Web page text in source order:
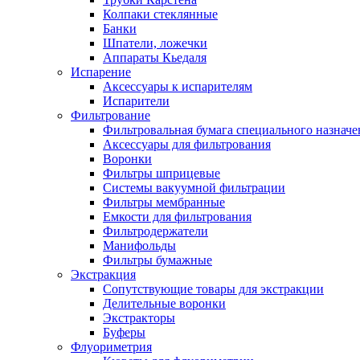
Колпаки стеклянные
Банки
Шпатели, ложечки
Аппараты Кьедаля
Испарение
Аксессуары к испарителям
Испарители
Фильтрование
Фильтровальная бумага специального
Аксессуары для фильтрования
Воронки
Фильтры шприцевые
Системы вакуумной фильтрации
Фильтры мембранные
Емкости для фильтрования
Фильтродержатели
Манифольды
Фильтры бумажные
Экстракция
Сопутствующие товары для экстракции
Делительные воронки
Экстракторы
Буферы
Флуориметрия